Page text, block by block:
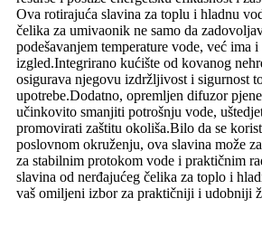
Ova rotirajuća slavina za toplu i hladnu
čelika za umivaonik ne samo da
podešavanjem temperature vode, već ima
izgled.Integrirano kućište od kovanog
osigurava njegovu izdržljivost i sigurnost
upotrebe.Dodatno, opremljen difuzor
učinkovito smanjiti potrošnju vode,
promovirati zaštitu okoliša.Bilo da se
poslovnom okruženju, ova slavina može
za stabilnim protokom vode i praktičnim
slavina od nerđajućeg čelika za toplo i
vaš omiljeni izbor za praktičniji i udobniji